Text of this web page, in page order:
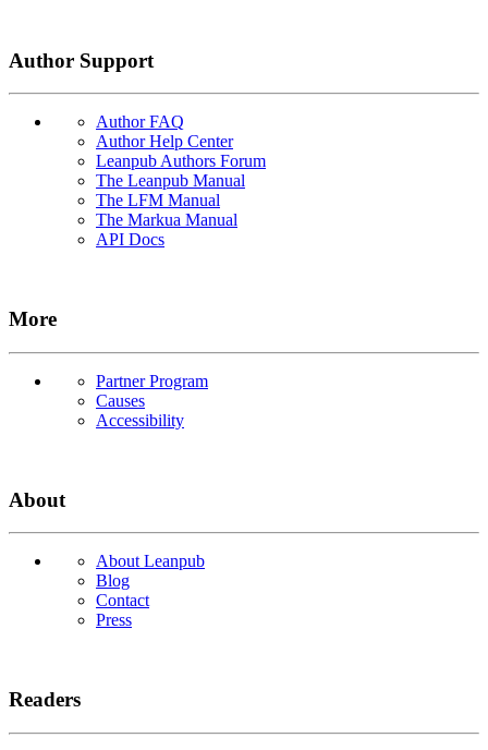
Author Support
Author FAQ
Author Help Center
Leanpub Authors Forum
The Leanpub Manual
The LFM Manual
The Markua Manual
API Docs
More
Partner Program
Causes
Accessibility
About
About Leanpub
Blog
Contact
Press
Readers